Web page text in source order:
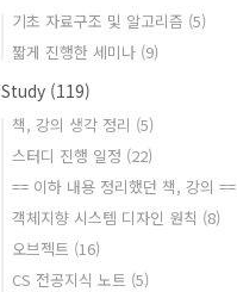
기초 자료구조 및 알고리즘 (5)
짧게 진행한 세미나 (9)
Study (119)
책, 강의 생각 정리 (5)
스터디 진행 일정 (22)
== 이하 내용 정리했던 책, 강의 ==
객체지향 시스템 디자인 원칙 (8)
오브젝트 (16)
CS 전공지식 노트 (5)